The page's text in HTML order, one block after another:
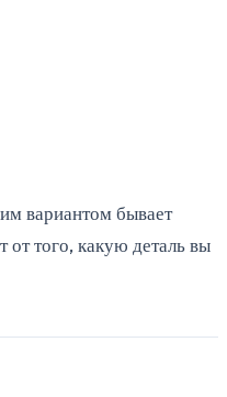
вариантом бывает
от того, какую деталь вы